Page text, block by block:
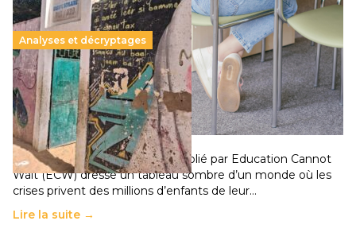
Analyses et décryptages
258 millions d’enfants victimes de la guerre, des
chocs climatiques et des déplacements de
population
11 juillet 2026- National
Un nouveau rapport mondial publié par Education Cannot
Wait (ECW) dresse un tableau sombre d’un monde où les
crises privent des millions d’enfants de leur…
Lire la suite →